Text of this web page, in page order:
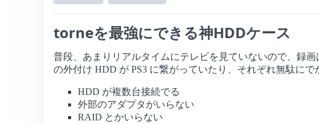
torneを最強にできる神HDDケース
普段、あまりリアルタイムにテレビを見ていないので、録画
の外付け HDD が PS3 に繋がっていたり、それぞれ無駄に
HDD が複数台接続でる
外部のアダプタがいらない
RAID とかいらない